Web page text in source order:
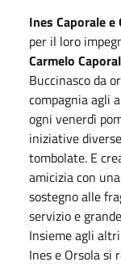
Ines Caporale
per il loro
Carmelo
Buccinasco da
compagnia agli
ogni venerdì
iniziative
tombolate. E
amicizia con
sostegno alle
servizio e
Insieme agli
Ines e Orsola si